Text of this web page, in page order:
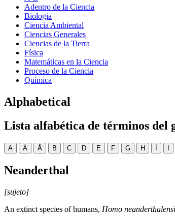
Adentro de la Ciencia
Biologia
Ciencia Ambiental
Ciencias Generales
Ciencias de la Tierra
Física
Matemáticas en la Ciencia
Proceso de la Ciencia
Química
Alphabetical
Lista alfabética de términos del
A Á Å B C D E F G H Í I
Neanderthal
[sujeto]
An extinct species of humans, Homo